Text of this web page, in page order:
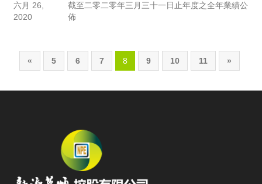
六月 26,
2020
截至二零二零年三月三十一日止年度之全年業績公
佈
« 5 6 7 8 9 10 11 »